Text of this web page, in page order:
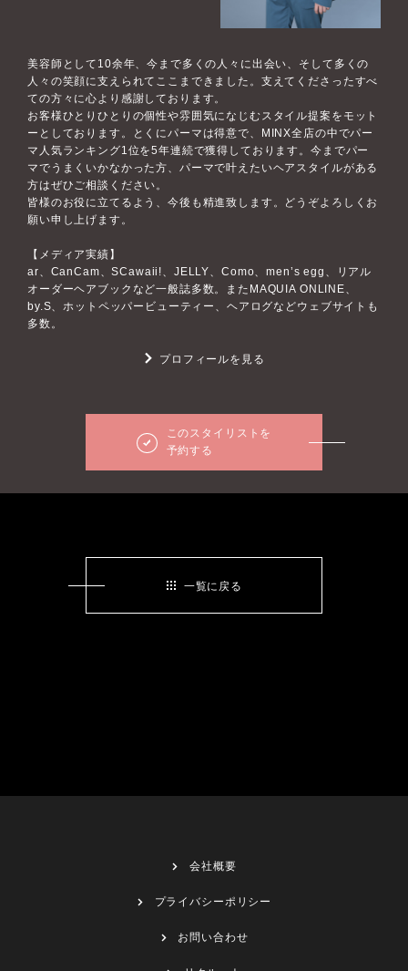
美容師として10余年、今まで多くの人々に出会い、そして多くの
人々の笑顔に支えられてここまできました。支えてくださったすべ
ての方々に心より感謝しております。
お客様ひとりひとりの個性や雰囲気になじむスタイル提案をモット
ーとしております。とくにパーマは得意で、MINX全店の中でパー
マ人気ランキング1位を5年連続で獲得しております。今までパー
マでうまくいかなかった方、パーマで叶えたいヘアスタイルがある
方はぜひご相談ください。
皆様のお役に立てるよう、今後も精進致します。どうぞよろしくお
願い申し上げます。
【メディア実績】
ar、CanCam、SCawaii!、JELLY、Como、men’s egg、リアル
オーダーヘアブックなど一般誌多数。またMAQUIA ONLINE、
by.S、ホットペッパービューティー、ヘアログなどウェブサイトも
多数。
プロフィールを見る
このスタイリストを
予約する
一覧に戻る
会社概要
プライバシーポリシー
お問い合わせ